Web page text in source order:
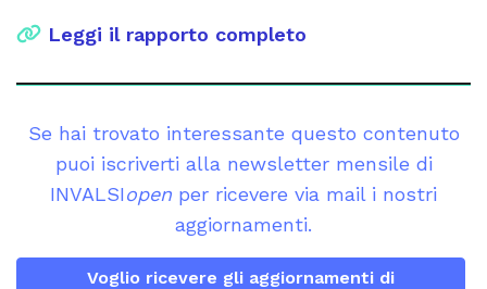
Leggi il rapporto completo
Se hai trovato interessante questo contenuto
puoi iscriverti alla newsletter mensile di
INVALSIopen per ricevere via mail i nostri
aggiornamenti.
Voglio ricevere gli aggiornamenti di